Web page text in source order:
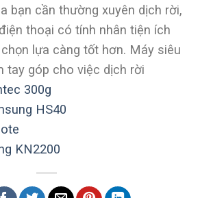
bạn cần thường xuyên dịch rời,
thoại có tính nhân tiện ích
lựa càng tốt hơn. Máy siêu
tay góp cho việc dịch rời
300g
HS40
KN2200